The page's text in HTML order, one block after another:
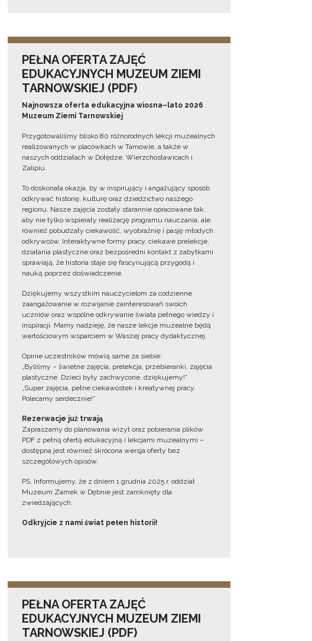
PEŁNA OFERTA ZAJĘĆ
EDUKACYJNYCH MUZEUM ZIEMI
TARNOWSKIEJ (PDF)
Najnowsza oferta edukacyjna wiosna–lato 2026
Muzeum Ziemi Tarnowskiej
Przygotowaliśmy blisko 80 różnorodnych lekcji muzealnych
realizowanych w placówkach w Tarnowie, a także w
naszych oddziałach w Dołędze, Wierzchosławicach i
Zalipiu.
To doskonała okazja, by w inspirujący i angażujący sposób
odkrywać historię, kulturę oraz dziedzictwo naszego
regionu. Nasze zajęcia zostały starannie opracowane tak,
aby nie tylko wspierały realizację programu nauczania, ale
również pobudzały ciekawość, wyobraźnię i pasję młodych
odkrywców. Interaktywne formy pracy, ciekawe prelekcje,
działania plastyczne oraz bezpośredni kontakt z zabytkami
sprawiają, że historia staje się fascynującą przygodą i
nauką poprzez doświadczenie.
Dziękujemy wszystkim nauczycielom za codzienne
zaangażowanie w rozwijanie zainteresowań swoich
uczniów oraz wspólne odkrywanie świata pełnego wiedzy i
inspiracji. Mamy nadzieję, że nasze lekcje muzealne będą
wartościowym wsparciem w Waszej pracy dydaktycznej.
Opinie uczestników mówią same za siebie:
„Byliśmy – świetne zajęcia, prelekcja, przebieranki, zajęcia
plastyczne. Dzieci były zachwycone, dziękujemy!”
„Super zajęcia, pełne ciekawostek i kreatywnej pracy.
Polecamy serdecznie!”
Rezerwacje już trwają
Zapraszamy do planowania wizyt oraz pobierania plików
PDF z pełną ofertą edukacyjną i lekcjami muzealnymi –
dostępna jest również skrócona wersja oferty bez
szczegółowych opisów.
PS. Informujemy, że z dniem 1 grudnia 2025 r. oddział
Muzeum Zamek w Dębnie jest zamknięty dla
zwiedzających.
Odkryjcie z nami świat pełen historii!
PEŁNA OFERTA ZAJĘĆ
EDUKACYJNYCH MUZEUM ZIEMI
TARNOWSKIEJ (PDF)